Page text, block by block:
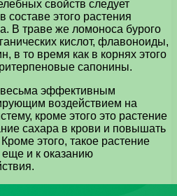
свойств следует
этого растения
В траве же ломоноса бурого
кислот, флавоноиды,
в то время как в корнях этого
сапонины.
эффективным
воздействием на
кроме этого это растение
сахара в крови и повышать
этого, такое растение
еще и к оказанию